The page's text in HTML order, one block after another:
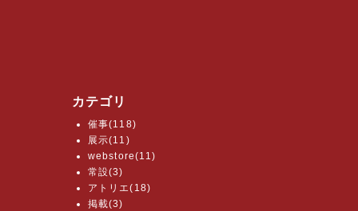
カテゴリ
催事(118)
展示(11)
webstore(11)
常設(3)
アトリエ(18)
掲載(3)